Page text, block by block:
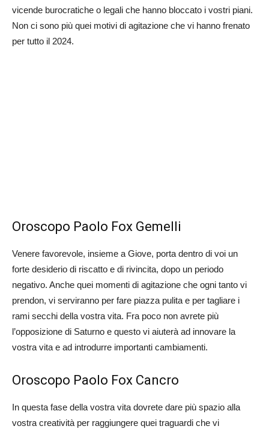
vicende burocratiche o legali che hanno bloccato i vostri piani.
Non ci sono più quei motivi di agitazione che vi hanno frenato
per tutto il 2024.
Oroscopo Paolo Fox Gemelli
Venere favorevole, insieme a Giove, porta dentro di voi un
forte desiderio di riscatto e di rivincita, dopo un periodo
negativo. Anche quei momenti di agitazione che ogni tanto vi
prendon, vi serviranno per fare piazza pulita e per tagliare i
rami secchi della vostra vita. Fra poco non avrete più
l’opposizione di Saturno e questo vi aiuterà ad innovare la
vostra vita e ad introdurre importanti cambiamenti.
Oroscopo Paolo Fox Cancro
In questa fase della vostra vita dovrete dare più spazio alla
vostra creatività per raggiungere quei traguardi che vi